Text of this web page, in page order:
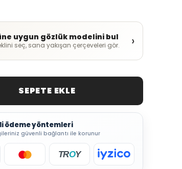
uygun gözlük modelini bul
seç, sana yakışan çerçeveleri gör. ›
SEPETE EKLE
ödeme yöntemleri
güvenli bağlantı ile korunur
TROY